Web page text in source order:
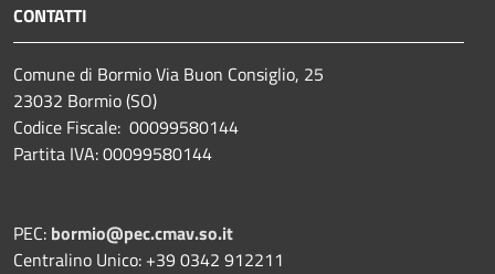
CONTATTI
Comune di Bormio Via Buon Consiglio, 25
23032 Bormio (SO)
Codice Fiscale: 00099580144
Partita IVA: 00099580144
PEC: bormio@pec.cmav.so.it
Centralino Unico: +39 0342 912211